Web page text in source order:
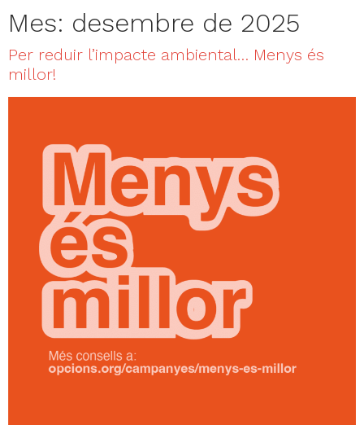
Mes: desembre de 2025
Per reduir l’impacte ambiental… Menys és
millor!